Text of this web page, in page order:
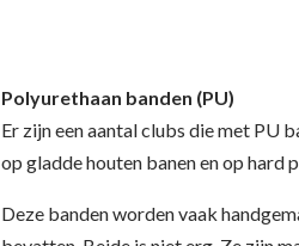
Polyurethaan banden (PU)
Er zijn een aantal clubs die met PU
op gladde houten banen en op hard
Deze banden worden vaak